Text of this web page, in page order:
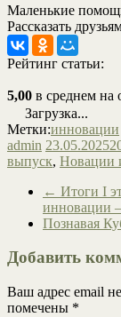
Маленькие
Рассказать
Рейтинг статьи:
5,00 в среднем на
Загрузка...
Метки:инновации
admin 23.05.2025
выпуск, Новации
← Итоги I
инновации
Познавая
Добавить
Ваш адрес email
помечены *